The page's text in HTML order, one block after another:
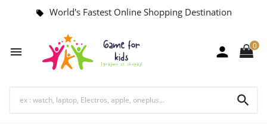
local_offer World's Fastest Online Shopping Destination
  0
